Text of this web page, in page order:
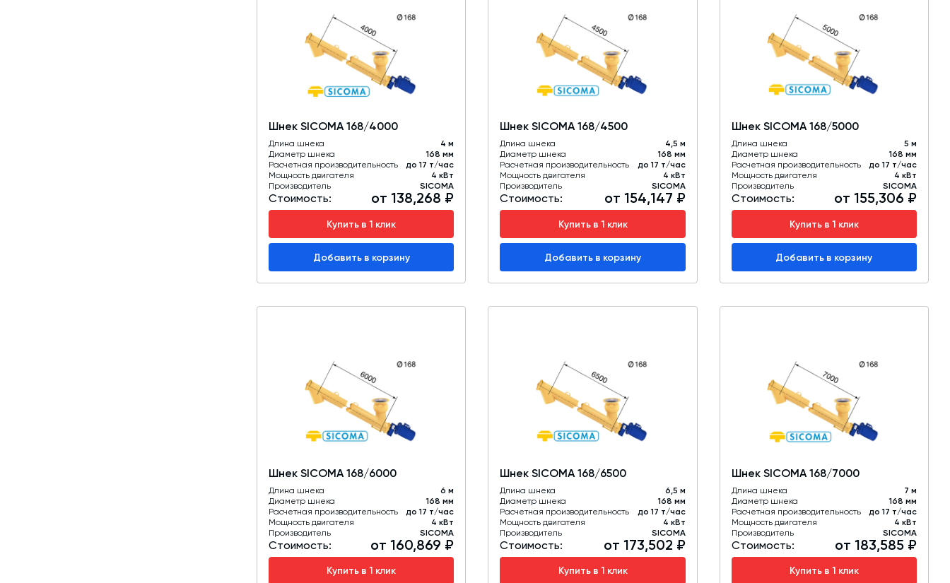
Шнек SICOMA 168/4000
Длина шнека
4 м
Диаметр шнека
168 мм
Расчетная производительность
до 17 т/час
Мощность двигателя
4 кВт
Производитель
SICOMA
Стоимость: от 138,268 ₽
Купить в 1 клик
Добавить в корзину
Шнек SICOMA 168/4500
Длина шнека
4,5 м
Диаметр шнека
168 мм
Расчетная производительность
до 17 т/час
Мощность двигателя
4 кВт
Производитель
SICOMA
Стоимость: от 154,147 ₽
Купить в 1 клик
Добавить в корзину
Шнек SICOMA 168/5000
Длина шнека
5 м
Диаметр шнека
168 мм
Расчетная производительность
до 17 т/час
Мощность двигателя
4 кВт
Производитель
SICOMA
Стоимость: от 155,306 ₽
Купить в 1 клик
Добавить в корзину
Шнек SICOMA 168/6000
Длина шнека
6 м
Диаметр шнека
168 мм
Расчетная производительность
до 17 т/час
Мощность двигателя
4 кВт
Производитель
SICOMA
Стоимость: от 160,869 ₽
Купить в 1 клик
Шнек SICOMA 168/6500
Длина шнека
6,5 м
Диаметр шнека
168 мм
Расчетная производительность
до 17 т/час
Мощность двигателя
4 кВт
Производитель
SICOMA
Стоимость: от 173,502 ₽
Купить в 1 клик
Шнек SICOMA 168/7000
Длина шнека
7 м
Диаметр шнека
168 мм
Расчетная производительность
до 17 т/час
Мощность двигателя
4 кВт
Производитель
SICOMA
Стоимость: от 183,585 ₽
Купить в 1 клик